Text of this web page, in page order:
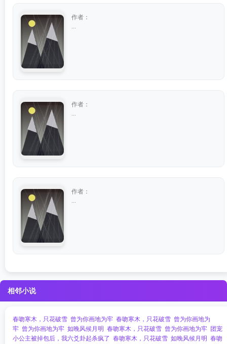
作者：
作者：
作者：
相邻小说
春吻寒木，只花破雪 曾为你画地为牢 春吻寒木，只花破雪 曾为你画地为
牢 曾为你画地为牢 如晚风候月明 春吻寒木，只花破雪 曾为你画地为牢 团宠
小公主被掉包后，我六爻卦起杀疯了 春吻寒木，只花破雪 如晚风候月明 春吻